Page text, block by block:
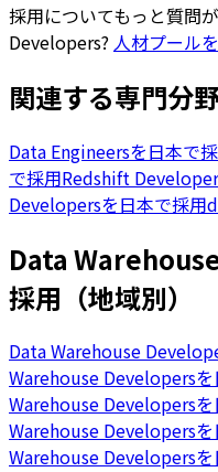
採用についてもっと質問
Developers? 人材プール
関連する専門分
Data Engineersを日本で
で採用Redshift
Developersを日本で採用
Data
採用（地域別）
Data Warehouse
Warehouse Developersを
Warehouse Developersを
Warehouse Developersを
Warehouse Developersを